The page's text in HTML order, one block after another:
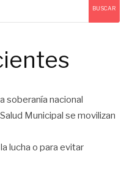
BUSCAR
soberanía nacional
Municipal se movilizan
lucha o para evitar